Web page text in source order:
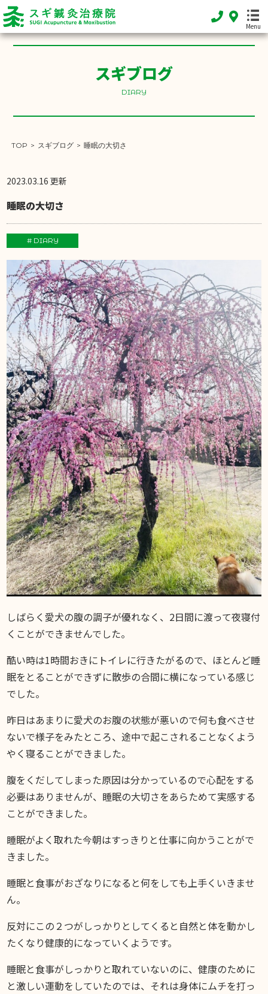
Menu
ホーム
HOME
FEATURE
スギブログ
DIARY
スギブログ
DIARY
TOP > スギブログ > 睡眠の大切さ
2023.03.16 更新
睡眠の大切さ
# DIARY
しばらく愛犬の腹の調子が優れなく、2日間に渡って夜寝付
くことができませんでした。
酷い時は1時間おきにトイレに行きたがるので、ほとんど睡
眠をとることができずに散歩の合間に横になっている感じ
でした。
昨日はあまりに愛犬のお腹の状態が悪いので何も食べさせ
ないで様子をみたところ、途中で起こされることなくよう
やく寝ることができました。
腹をくだしてしまった原因は分かっているので心配をする
必要はありませんが、睡眠の大切さをあらためて実感する
ことができました。
睡眠がよく取れた今朝はすっきりと仕事に向かうことがで
きました。
睡眠と食事がおざなりになると何をしても上手くいきませ
ん。
反対にこの２つがしっかりとしてくると自然と体を動かし
たくなり健康的になっていくようです。
睡眠と食事がしっかりと取れていないのに、健康のために
と激しい運動をしていたのでは、それは身体にムチを打っ